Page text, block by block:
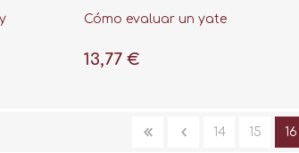
Cómo evaluar un yate
13,77 €
14 15 16